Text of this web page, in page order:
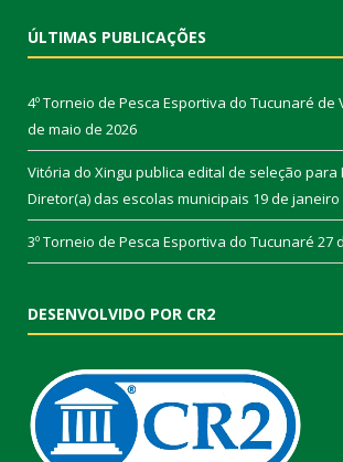
ÚLTIMAS PUBLICAÇÕES
4º Torneio de Pesca Esportiva do Tucunaré de
de maio de 2026
Vitória do Xingu publica edital de seleção para
Diretor(a) das escolas municipais 19 de janeiro
3º Torneio de Pesca Esportiva do Tucunaré 27
DESENVOLVIDO POR CR2